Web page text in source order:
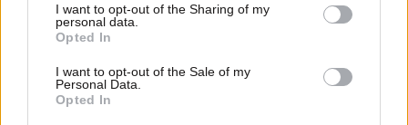
not limited to your visit or usage behaviour. You may click to
grant or deny consent to Google and its third-party tags to
use your data for below specified purposes in below Google
consent section.
I want to opt-out of the Sharing of my
personal data.
Opted In
I want to opt-out of the Sale of my
Personal Data.
Opted In
νουμερα?
Απαντήστε